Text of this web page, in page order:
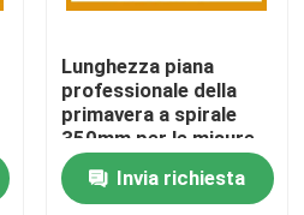
Lunghezza piana
professionale della
primavera a spirale
350mm per le misure
di nastro/avvolgitori
per tuboInvia richiesta